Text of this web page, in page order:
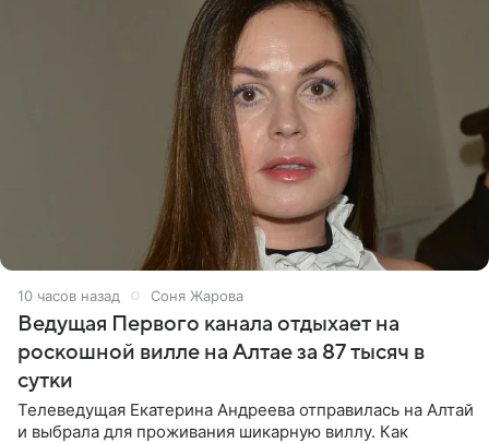
10 часов назад Соня Жарова
Ведущая Первого канала отдыхает на
роскошной вилле на Алтае за 87 тысяч в
сутки
Телеведущая Екатерина Андреева отправилась на Алтай
и выбрала для проживания шикарную виллу. Как